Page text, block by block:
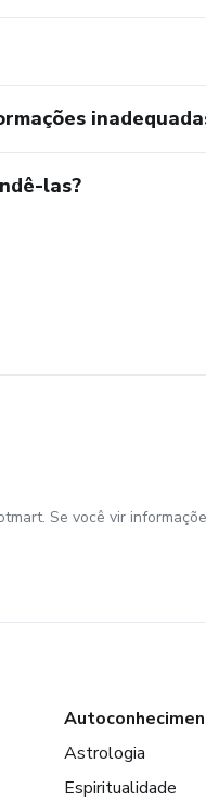
las?
Se você vir
Astrologia
Espiritualidade